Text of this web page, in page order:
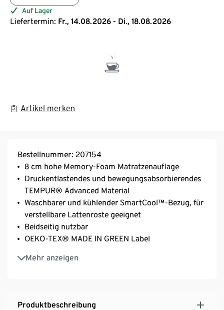
Auf Lager
Liefertermin: Fr., 14.08.2026 - Di., 18.08.2026
Artikel merken
Bestellnummer: 207154
8 cm hohe Memory-Foam Matratzenauflage
Druckentlastendes und bewegungsabsorbierendes
TEMPUR® Advanced Material
Waschbarer und kühlender SmartCool™-Bezug, für
verstellbare Lattenroste geeignet
Beidseitig nutzbar
OEKO-TEX® MADE IN GREEN Label
Mehr anzeigen
Made in Denmark
10 Jahre Herstellgarantie
Produktbeschreibung